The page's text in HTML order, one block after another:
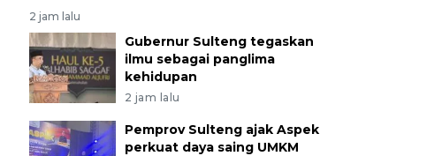
2 jam lalu
Gubernur Sulteng tegaskan
ilmu sebagai panglima
kehidupan
2 jam lalu
Pemprov Sulteng ajak Aspek
perkuat daya saing UMKM